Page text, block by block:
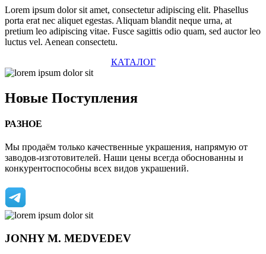
Lorem ipsum dolor sit amet, consectetur adipiscing elit. Phasellus
porta erat nec aliquet egestas. Aliquam blandit neque urna, at
pretium leo adipiscing vitae. Fusce sagittis odio quam, sed auctor leo
luctus vel. Aenean consectetu.
КАТАЛОГ
Новые Поступления
РАЗНОЕ
Мы продаём только качественные украшения, напрямую от
заводов-изготовителей. Наши цены всегда обоснованны и
конкурентоспособны всех видов украшений.
JONHYM. MEDVEDEV